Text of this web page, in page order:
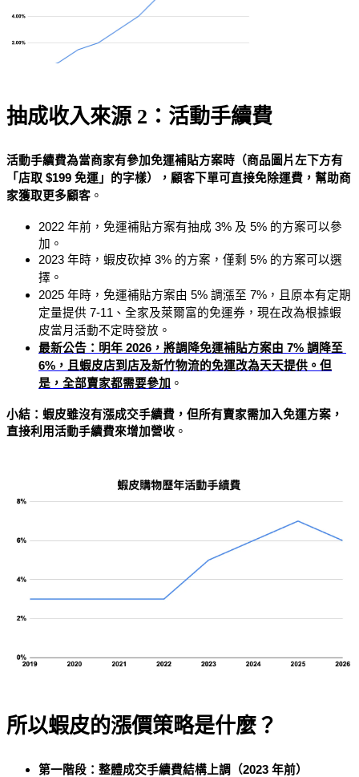
抽成收入來源 2：活動手續費
活動手續費為當商家有參加免運補貼方案時（商品圖片左下方有
「店取 $199 免運」的字樣），顧客下單可直接免除運費，幫助商
家獲取更多顧客 。
2022 年前， 免運補貼方案有抽成 3% 及 5% 的方案可以參
加。
2023 年時，蝦皮砍掉 3% 的方案，僅剩 5% 的方案可以選
擇。
2025 年時， 免運補貼方案由 5% 調漲至 7%，且原本有定期
定量提供 7-11、全家及萊爾富的免運券，現在改為根據蝦
皮當月活動不定時發放。
最新公告：明年 2026，將調降免運補貼方案由 7% 調降至
6%，且蝦皮店到店及新竹物流的免運改為天天提供。但
是，全部賣家都需要參加 。
小結：蝦皮雖沒有漲成交手續費，但所有賣家需加入免運方案，
直接利用活動手續費來增加營收 。
所以蝦皮的漲價策略是什麼？
第一階段：整體成交手續費結構上調（2023 年前）